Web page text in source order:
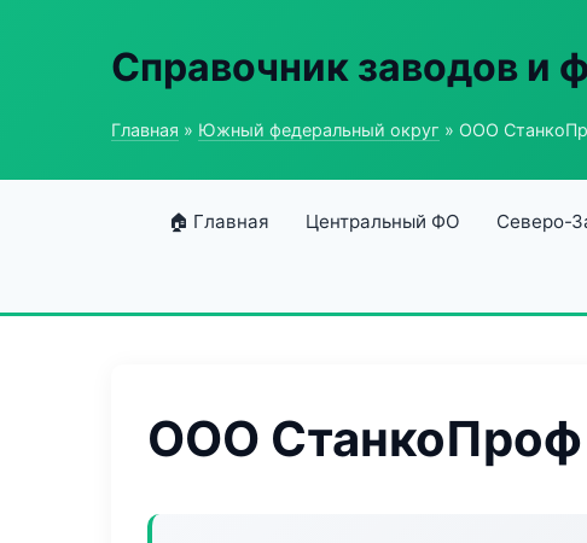
Справочник заводов и
Главная » Южный федеральный округ » ООО
🏠 Главная Центральный ФО Северо-
ООО